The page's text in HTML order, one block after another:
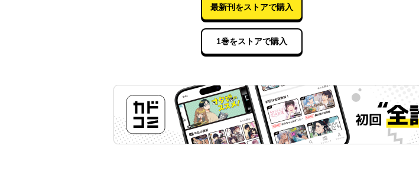
最新刊をストアで購入
1巻をストアで購入